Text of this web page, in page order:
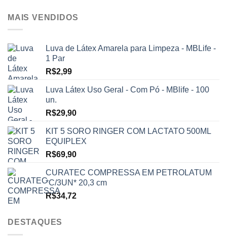
MAIS VENDIDOS
Luva de Látex Amarela para Limpeza - MBLife -
1 Par
R$2,99
Luva Látex Uso Geral - Com Pó - MBlife - 100
un.
R$29,90
KIT 5 SORO RINGER COM LACTATO 500ML
EQUIPLEX
R$69,90
CURATEC COMPRESSA EM PETROLATUM
*C/3UN* 20,3 cm
R$34,72
DESTAQUES